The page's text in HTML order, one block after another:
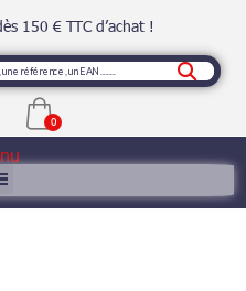
150 € TTC d’achat !